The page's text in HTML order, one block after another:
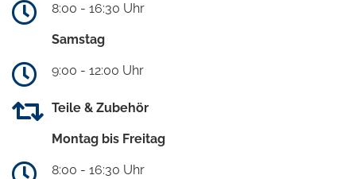
8:00 - 16:30 Uhr
Samstag
9:00 - 12:00 Uhr
Teile & Zubehör
Montag bis Freitag
8:00 - 16:30 Uhr